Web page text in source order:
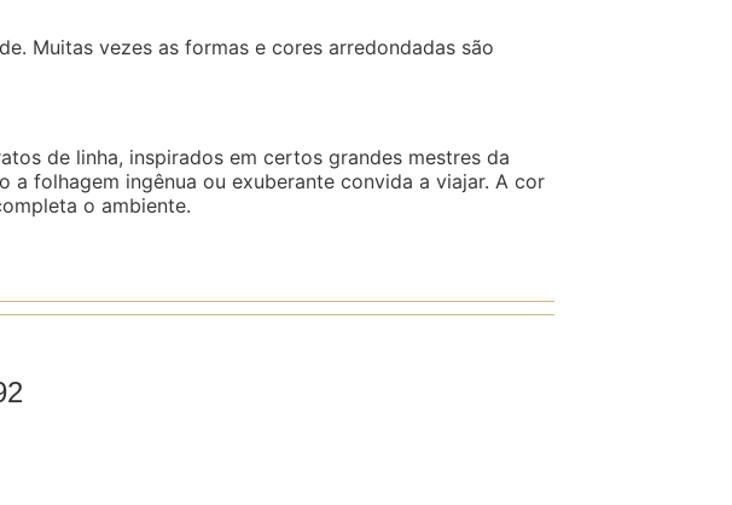
Muitas vezes as formas e cores arredondadas são
de linha, inspirados em certos grandes mestres da
a folhagem ingênua ou exuberante convida a viajar. A cor
o ambiente.